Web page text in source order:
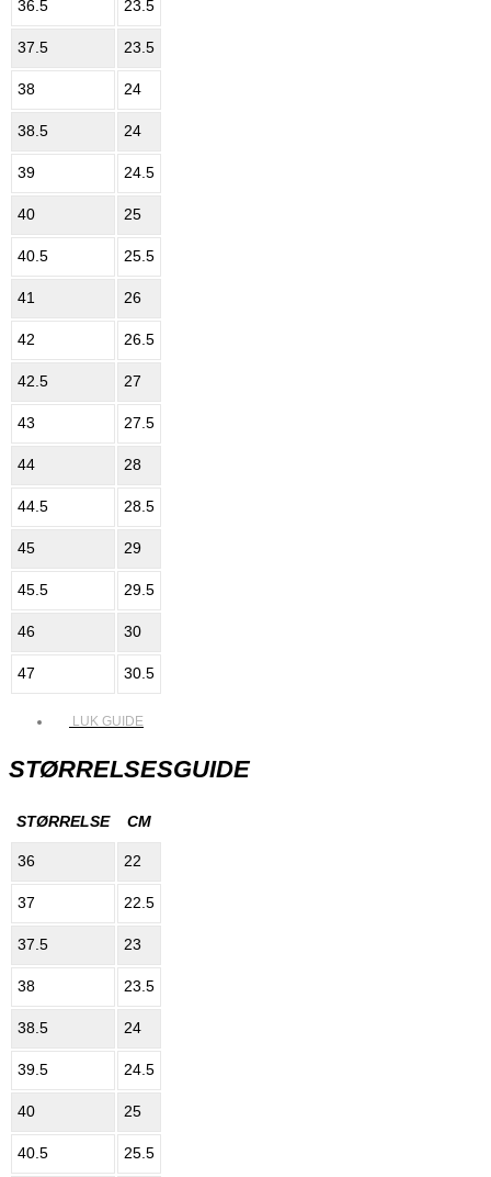
36.5 23.5
37.5 23.5
38 24
38.5 24
39 24.5
40 25
40.5 25.5
41 26
42 26.5
42.5 27
43 27.5
44 28
44.5 28.5
45 29
45.5 29.5
46 30
47 30.5
LUK GUIDE
STØRRELSESGUIDE
STØRRELSE CM
36 22
37 22.5
37.5 23
38 23.5
38.5 24
39.5 24.5
40 25
40.5 25.5